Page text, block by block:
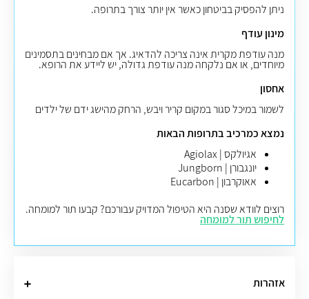
ניתן להפסיק בביטחון כאשר אין יותר צורך בתרופה.
מינון עודף
מנה עודפת מקרית אינה צריכה להדאיג. אך אם מבחינים בתסמינים
מיוחדים, או אם נלקחה מנה עודפת גדולה, יש ליידע את הרופא.
אחסון
לשמור במיכל סגור במקום קריר ויבש, הרחק מהישג ידם של ילדים
נמצא כמרכיב בתרופות הבאות
אגיולקס | Agiolax
יונגבורן | Jungborn
אאוקרבון | Eucarbon
רוצים לוודא שסנה היא הטיפול המדויק עבורכם? קבעו תור למומחה.
לחיפוש תור למומחה
אזהרות